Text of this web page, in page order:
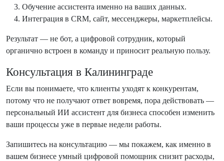
Обучение ассистента именно на ваших данных.
Интеграция в CRM, сайт, мессенджеры, маркетплейсы.
Результат — не бот, а цифровой сотрудник, который
органично встроен в команду и приносит реальную пользу.
Консультация в Калининграде
Если вы понимаете, что клиенты уходят к конкурентам,
потому что не получают ответ вовремя, пора действовать —
персональный ИИ ассистент для бизнеса способен изменить
ваши процессы уже в первые недели работы.
Запишитесь на консультацию — мы покажем, как именно в
вашем бизнесе умный цифровой помощник снизит расходы,